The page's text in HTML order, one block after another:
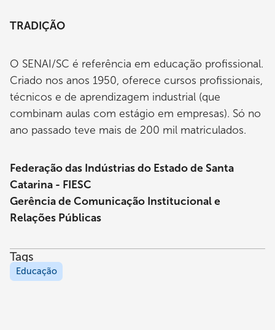
TRADIÇÃO
O SENAI/SC é referência em educação profissional.
Criado nos anos 1950, oferece cursos profissionais,
técnicos e de aprendizagem industrial (que
combinam aulas com estágio em empresas). Só no
ano passado teve mais de 200 mil matriculados.
Federação das Indústrias do Estado de Santa
Catarina - FIESC
Gerência de Comunicação Institucional e
Relações Públicas
Tags
Educação